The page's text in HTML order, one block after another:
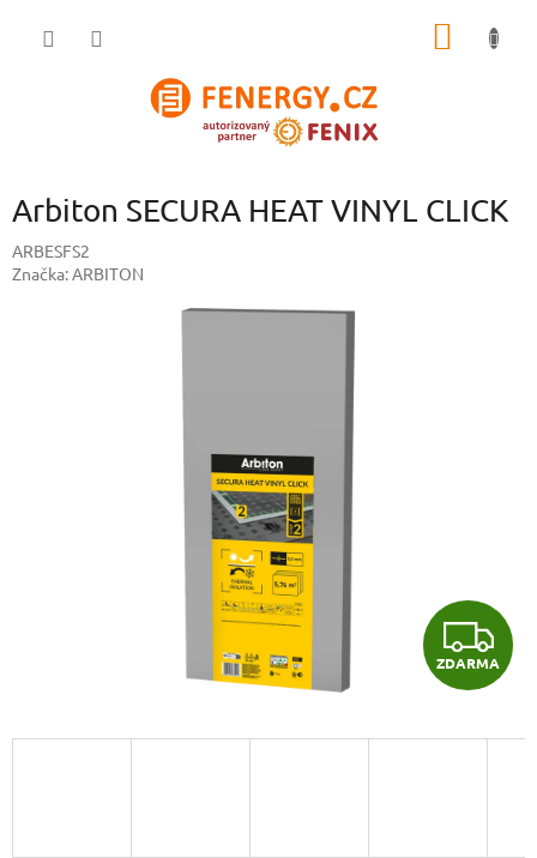
Arbiton SECURA HEAT VINYL CLICK
ARBESFS2
Značka:ARBITON
Z
D
A
ZDARMA